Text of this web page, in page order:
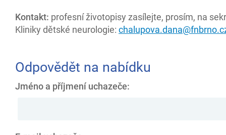
Kontakt: profesní životopisy zasílejte, prosím, na
Kliniky dětské neurologie:
Odpovědět na nabídku
Jméno a příjmení uchazeče: